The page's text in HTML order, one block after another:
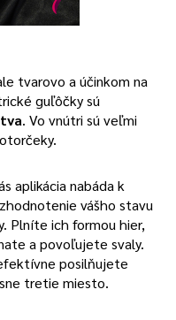
tvarovo a účinkom na
guľôčky sú
. Vo vnútri sú veľmi
aplikácia nabáda k
vášho stavu
Plníte ich formou hier,
a povoľujete svaly.
posilňujete
tretie miesto.